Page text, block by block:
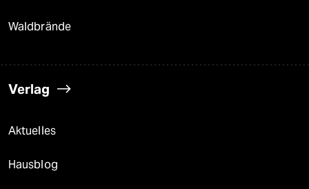
Waldbrände
Verlag
Aktuelles
Hausblog